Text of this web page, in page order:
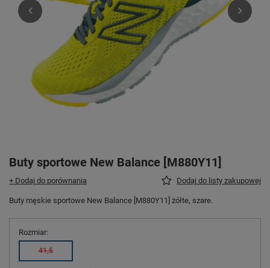
Buty sportowe New Balance [M880Y11]
+ Dodaj do porównania Dodaj do listy zakupowej
Buty męskie sportowe New Balance [M880Y11] żółte, szare.
Rozmiar
41,5